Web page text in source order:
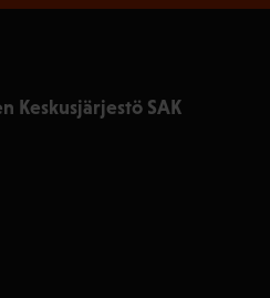
Keskusjärjestö SAK